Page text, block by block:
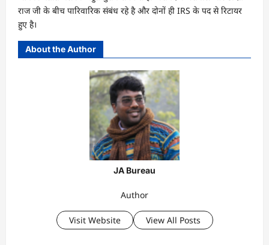
राज जी के बीच पारिवारिक संबंध रहे है और दोनों ही IRS के पद से रिटायर
हुए है।
About the Author
JA Bureau
Author
Visit Website View All Posts